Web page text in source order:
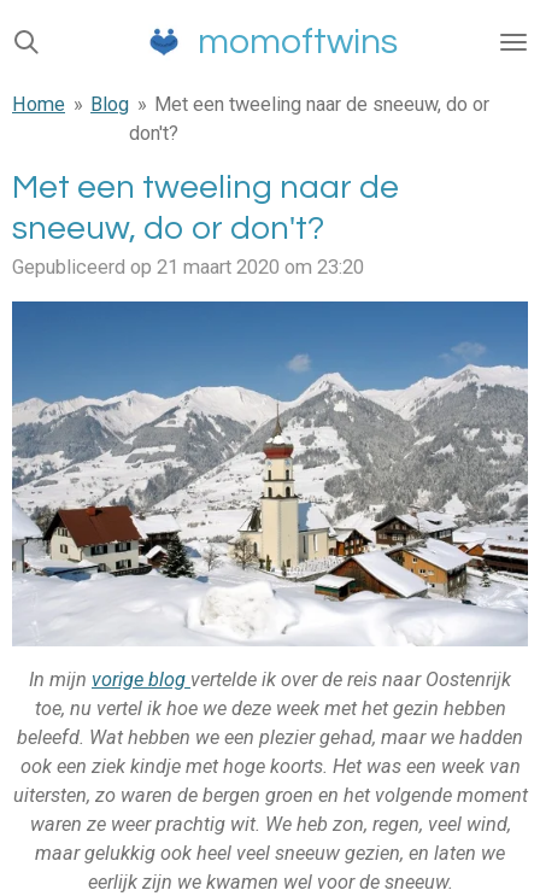
Ga
direct
de
hoofdinhoud
momoftwins
Home » Blog » Met een tweeling naar de sneeuw, do or
don't?
Met een tweeling naar de
sneeuw, do or don't?
Gepubliceerd op 21 maart 2020 om 23:20
In mijn vorige blog vertelde ik over de reis naar Oostenrijk
toe, nu vertel ik hoe we deze week met het gezin hebben
beleefd. Wat hebben we een plezier gehad, maar we hadden
ook een ziek kindje met hoge koorts. Het was een week van
uitersten, zo waren de bergen groen en het volgende moment
waren ze weer prachtig wit. We heb zon, regen, veel wind,
maar gelukkig ook heel veel sneeuw gezien, en laten we
eerlijk zijn we kwamen wel voor de sneeuw.